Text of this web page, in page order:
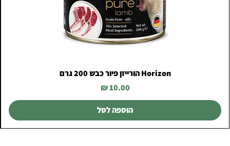
Horizon הורייזן פיור כבש 200 גרם
מחיר
הוספה לסל